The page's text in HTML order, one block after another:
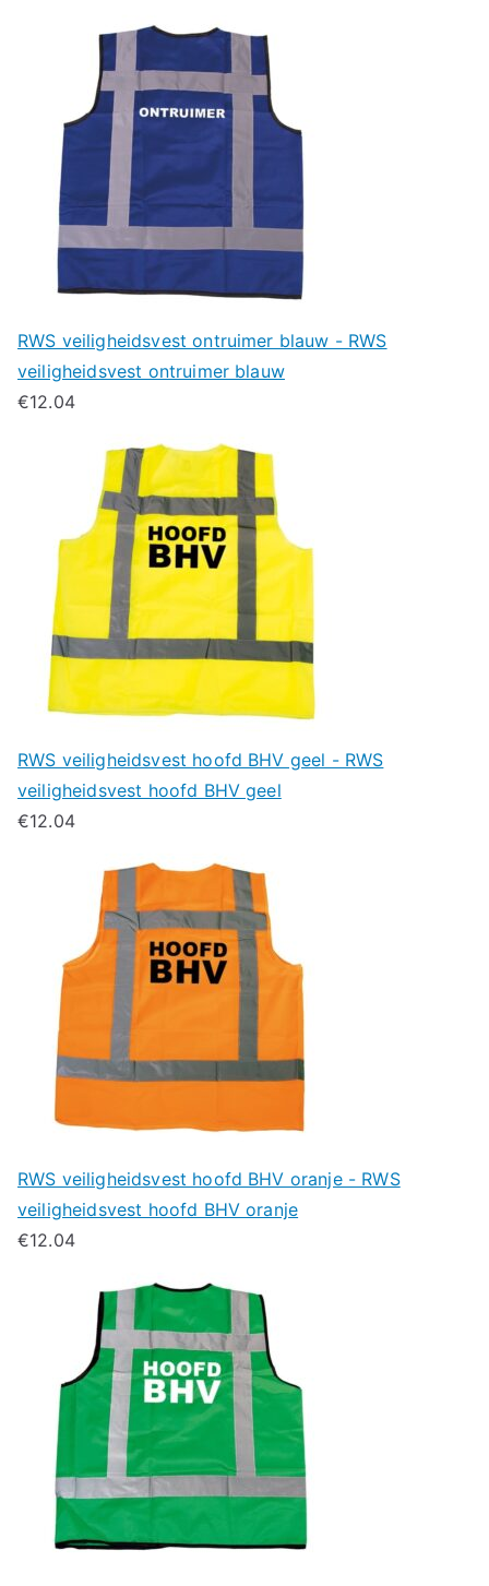
RWS veiligheidsvest ontruimer blauw - RWS
veiligheidsvest ontruimer blauw
€12.04
RWS veiligheidsvest hoofd BHV geel - RWS
veiligheidsvest hoofd BHV geel
€12.04
RWS veiligheidsvest hoofd BHV oranje - RWS
veiligheidsvest hoofd BHV oranje
€12.04